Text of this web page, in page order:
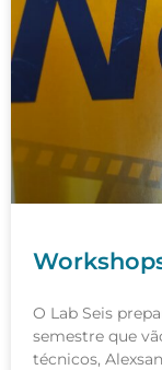
O Lab Seis
semestre que
técnicos,